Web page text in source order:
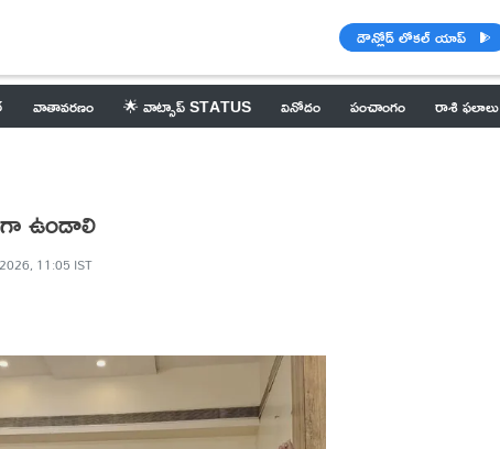
డౌన్లోడ్ లోకల్ యాప్
వాతావరణం 🌟 వాట్సాప్ STATUS వినోదం పంచాంగం రాశి ఫలాలు
ఉండాలి
11:05 IST